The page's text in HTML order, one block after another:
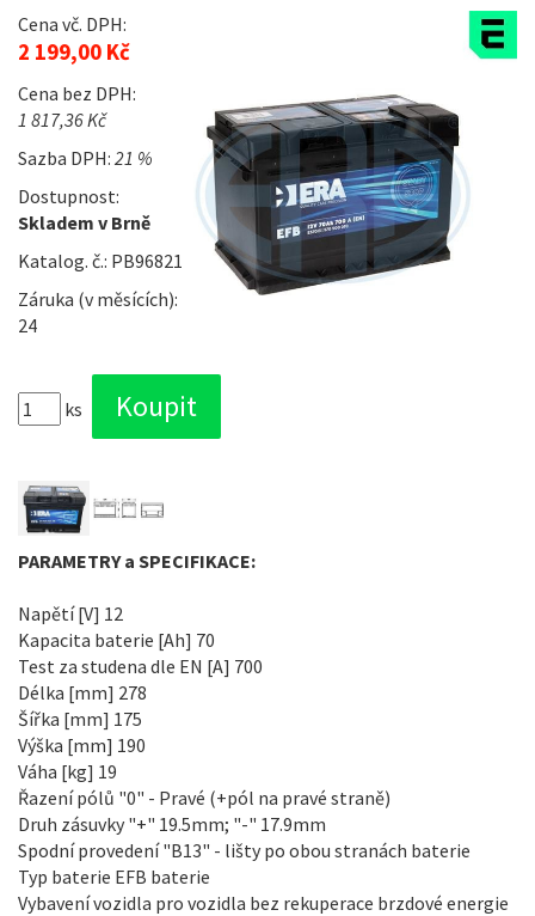
Cena vč. DPH:
2 199,00 Kč
Cena bez DPH:
1 817,36 Kč
Sazba DPH: 21 %
Dostupnost:
Skladem v Brně
Katalog. č.: PB96821
Záruka (v měsících):
24
ks
PARAMETRY a SPECIFIKACE:
Napětí [V] 12
Kapacita baterie [Ah] 70
Test za studena dle EN [A] 700
Délka [mm] 278
Šířka [mm] 175
Výška [mm] 190
Váha [kg] 19
Řazení pólů "0" - Pravé (+pól na pravé straně)
Druh zásuvky "+" 19.5mm; "-" 17.9mm
Spodní provedení "B13" - lišty po obou stranách baterie
Typ baterie EFB baterie
Vybavení vozidla pro vozidla bez rekuperace brzdové energie